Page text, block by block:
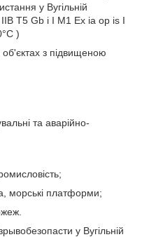
у Вугільній
T5 Gb і I M1 Ex ia op is I
)
з підвищеною
та аварійно-
морські платформи;
у Вугільній